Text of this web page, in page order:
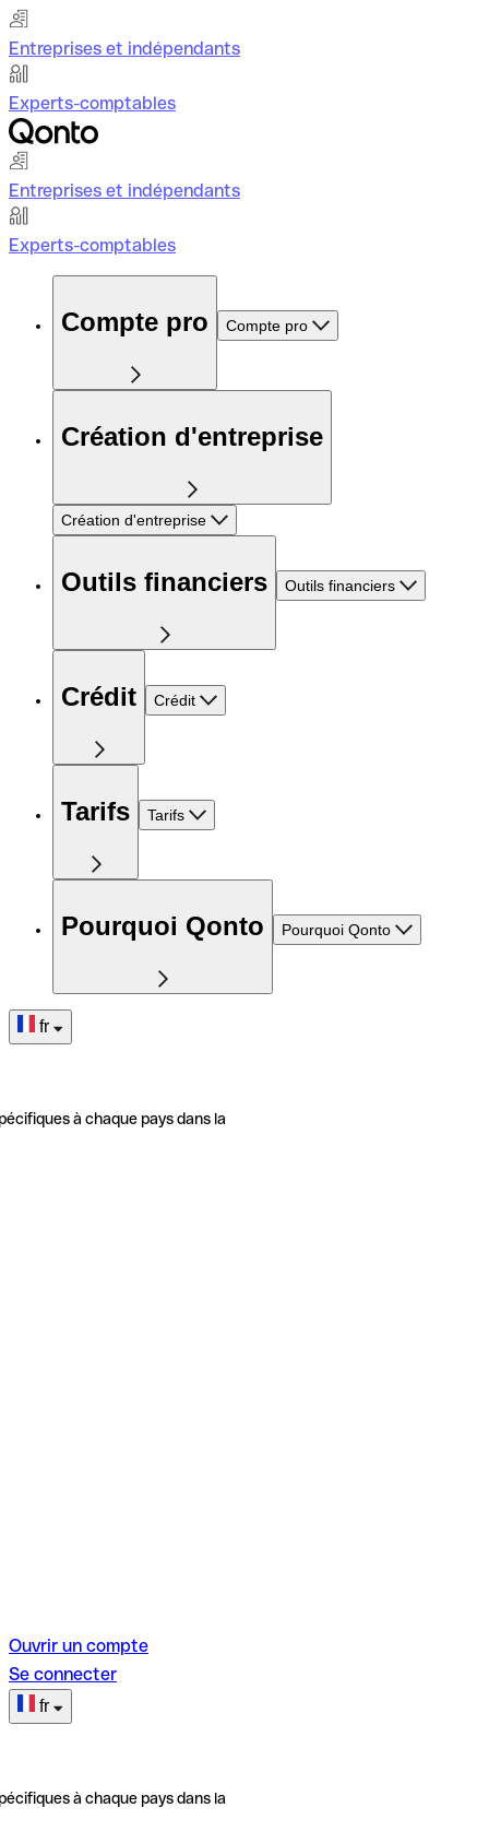
Entreprises et indépendants
Experts-comptables
Entreprises et indépendants
Experts-comptables
Compte pro Compte pro
Création d'entreprise
Création d'entreprise
Outils financiers Outils financiers
Crédit Crédit
Tarifs Tarifs
Pourquoi Qonto Pourquoi Qonto
fr
à chaque pays dans la
Ouvrir un compte
Se connecter
fr
à chaque pays dans la